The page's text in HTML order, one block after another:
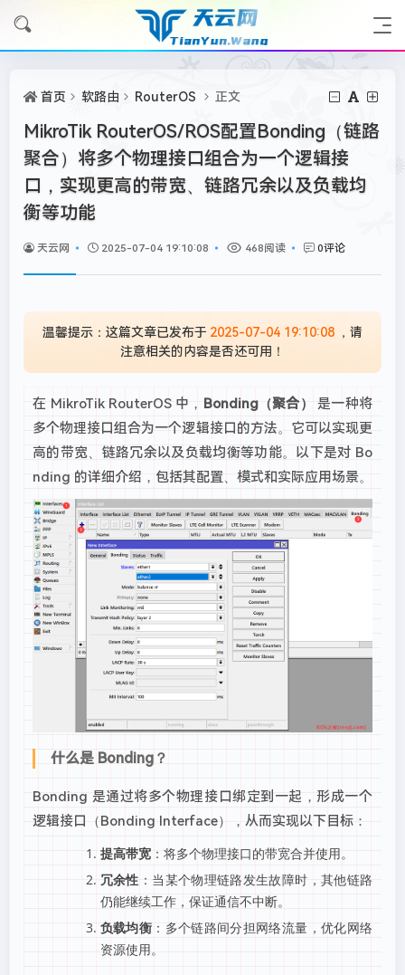
首页 软路由 RouterOS 正文
MikroTik RouterOS/ROS配置Bonding（链路
聚合）将多个物理接口组合为一个逻辑接
口，实现更高的带宽、链路冗余以及负载均
衡等功能
天云网 2025-07-04 19:10:08 468阅读 0评论
温馨提示：这篇文章已发布于 2025-07-04 19:10:08 ，请
注意相关的内容是否还可用！
在 MikroTik RouterOS 中， Bonding（聚合）
是一种将
多个物理接口组合为一个逻辑接口的方法。它可以实现更
高的带宽、链路冗余以及负载均衡等功能。以下是对 Bo
nding 的详细介绍，包括其配置、模式和实际应用场景。
什么是 Bonding？
Bonding 是通过将多个物理接口绑定到一起，形成一个
逻辑接口（Bonding Interface），从而实现以下目标：
提高带宽：将多个物理接口的带宽合并使用。
冗余性 ：当某个物理链路发生故障时，其他链路
仍能继续工作，保证通信不中断。
负载均衡 ：多个链路间分担网络流量，优化网络
资源使用。